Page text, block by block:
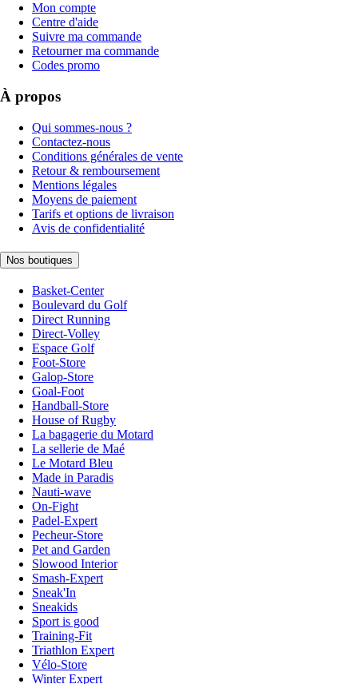
Mon compte
Centre d'aide
Suivre ma commande
Retourner ma commande
Codes promo
À propos
Qui sommes-nous ?
Contactez-nous
Conditions générales de vente
Retour & remboursement
Mentions légales
Moyens de paiement
Tarifs et options de livraison
Avis de confidentialité
Nos boutiques
Basket-Center
Boulevard du Golf
Direct Running
Direct-Volley
Espace Golf
Foot-Store
Galop-Store
Goal-Foot
Handball-Store
House of Rugby
La bagagerie du Motard
La sellerie de Maé
Le Motard Bleu
Made in Paradis
Nauti-wave
On-Fight
Padel-Expert
Pecheur-Store
Pet and Garden
Slowood Interior
Smash-Expert
Sneak'In
Sneakids
Sport is good
Training-Fit
Triathlon Expert
Vélo-Store
Winter Expert